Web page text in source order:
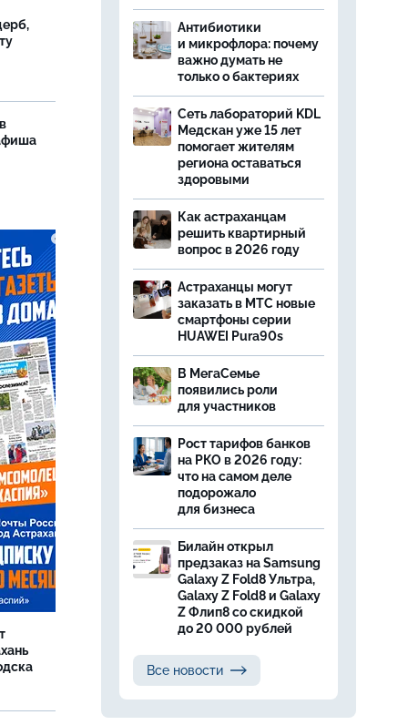
Антибиотики
и микрофлора: почему
важно думать не
только о бактериях
Сеть лабораторий KDL
Медскан уже 15 лет
помогает жителям
региона оставаться
здоровыми
Как астраханцам
решить квартирный
вопрос в 2026 году
Астраханцы могут
заказать в МТС новые
смартфоны серии
HUAWEI Pura90s
В МегаСемье
появились роли
для участников
Рост тарифов банков
на РКО в 2026 году:
что на самом деле
подорожало
для бизнеса
Билайн открыл
предзаказ на Samsung
Galaxy Z Fold8 Ультра,
Galaxy Z Fold8 и Galaxy
Z Флип8 со скидкой
до 20 000 рублей
Все новости